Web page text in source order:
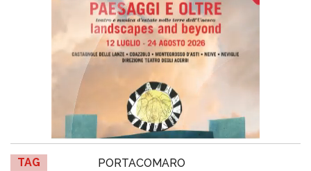
TAG
PORTACOMARO